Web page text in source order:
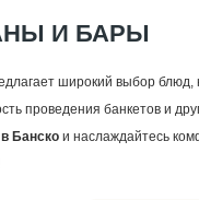
И БАРЫ
широкий выбор блюд,
проведения банкетов и
Банскои наслаждайтесь